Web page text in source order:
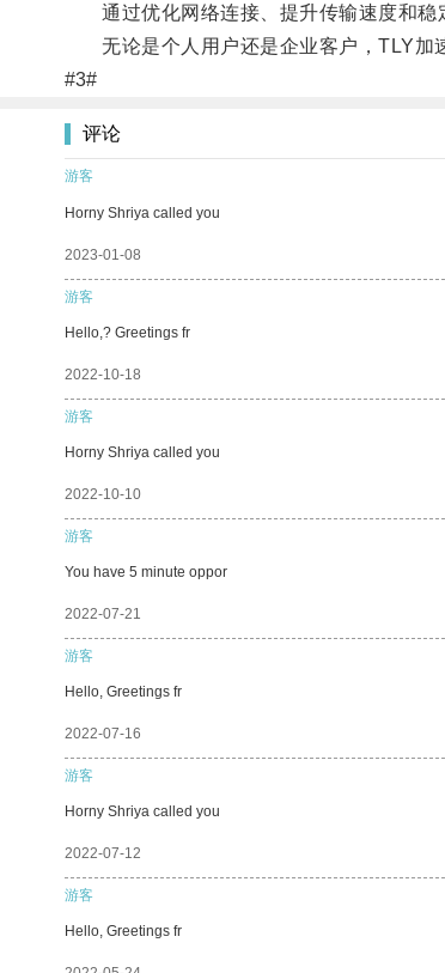
通过优化网络连接、提升传输速度和稳
无论是个人用户还是企业客户，TLY加速
#3#
评论
游客
Horny Shriya called you
2023-01-08
游客
Hello,? Greetings fr
2022-10-18
游客
Horny Shriya called you
2022-10-10
游客
You have 5 minute oppor
2022-07-21
游客
Hello, Greetings fr
2022-07-16
游客
Horny Shriya called you
2022-07-12
游客
Hello, Greetings fr